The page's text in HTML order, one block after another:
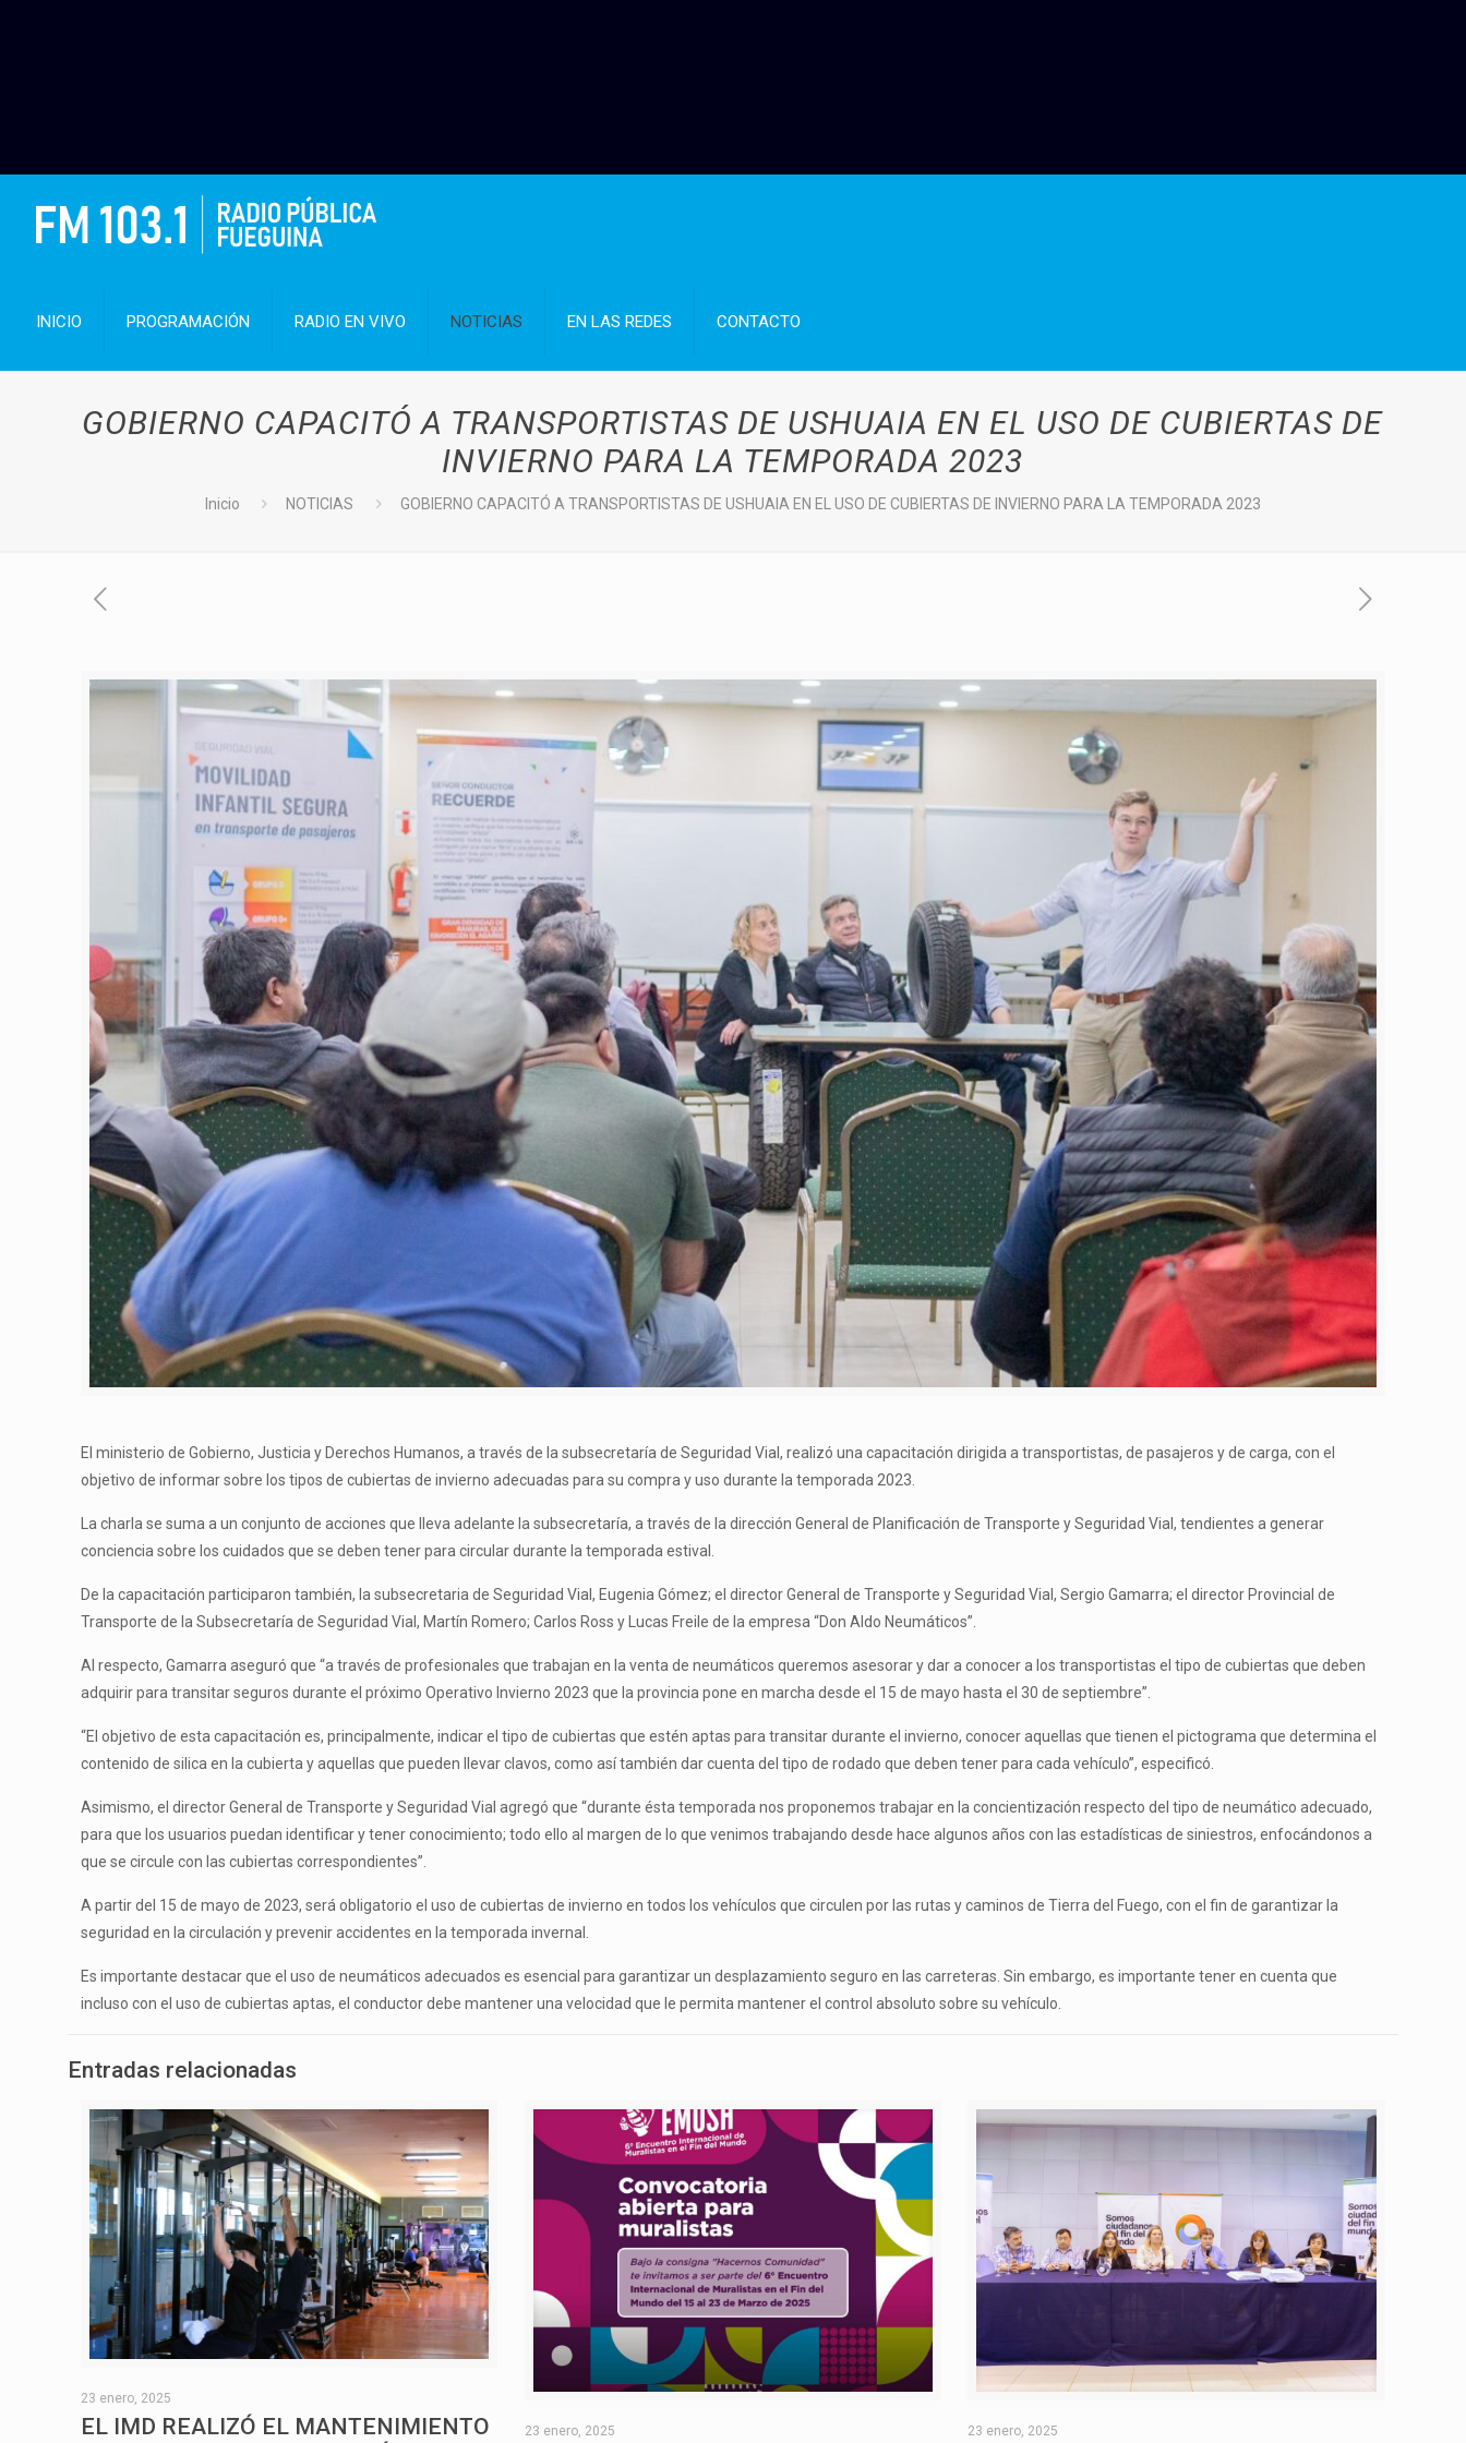
INICIO PROGRAMACIÓN RADIO EN VIVO NOTICIAS EN LAS REDES CONTACTO
GOBIERNO CAPACITÓ A TRANSPORTISTAS DE USHUAIA EN EL USO DE CUBIERTAS DE
INVIERNO PARA LA TEMPORADA 2023
Inicio NOTICIAS GOBIERNO CAPACITÓ A TRANSPORTISTAS DE USHUAIA EN EL USO DE CUBIERTAS DE INVIERNO PARA LA TEMPORADA 2023
El ministerio de Gobierno, Justicia y Derechos Humanos, a través de la subsecretaría de Seguridad Vial, realizó una capacitación dirigida a transportistas, de pasajeros y de carga, con el
objetivo de informar sobre los tipos de cubiertas de invierno adecuadas para su compra y uso durante la temporada 2023.
La charla se suma a un conjunto de acciones que lleva adelante la subsecretaría, a través de la dirección General de Planificación de Transporte y Seguridad Vial, tendientes a generar
conciencia sobre los cuidados que se deben tener para circular durante la temporada estival.
De la capacitación participaron también, la subsecretaria de Seguridad Vial, Eugenia Gómez; el director General de Transporte y Seguridad Vial, Sergio Gamarra; el director Provincial de
Transporte de la Subsecretaría de Seguridad Vial, Martín Romero; Carlos Ross y Lucas Freile de la empresa “Don Aldo Neumáticos”.
Al respecto, Gamarra aseguró que “a través de profesionales que trabajan en la venta de neumáticos queremos asesorar y dar a conocer a los transportistas el tipo de cubiertas que deben
adquirir para transitar seguros durante el próximo Operativo Invierno 2023 que la provincia pone en marcha desde el 15 de mayo hasta el 30 de septiembre”.
“El objetivo de esta capacitación es, principalmente, indicar el tipo de cubiertas que estén aptas para transitar durante el invierno, conocer aquellas que tienen el pictograma que determina el
contenido de silica en la cubierta y aquellas que pueden llevar clavos, como así también dar cuenta del tipo de rodado que deben tener para cada vehículo”, especificó.
Asimismo, el director General de Transporte y Seguridad Vial agregó que “durante ésta temporada nos proponemos trabajar en la concientización respecto del tipo de neumático adecuado,
para que los usuarios puedan identificar y tener conocimiento; todo ello al margen de lo que venimos trabajando desde hace algunos años con las estadísticas de siniestros, enfocándonos a
que se circule con las cubiertas correspondientes”.
A partir del 15 de mayo de 2023, será obligatorio el uso de cubiertas de invierno en todos los vehículos que circulen por las rutas y caminos de Tierra del Fuego, con el fin de garantizar la
seguridad en la circulación y prevenir accidentes en la temporada invernal.
Es importante destacar que el uso de neumáticos adecuados es esencial para garantizar un desplazamiento seguro en las carreteras. Sin embargo, es importante tener en cuenta que
incluso con el uso de cubiertas aptas, el conductor debe mantener una velocidad que le permita mantener el control absoluto sobre su vehículo.
Entradas relacionadas
23 enero, 2025
EL IMD REALIZÓ EL MANTENIMIENTO
23 enero, 2025 23 enero, 2025